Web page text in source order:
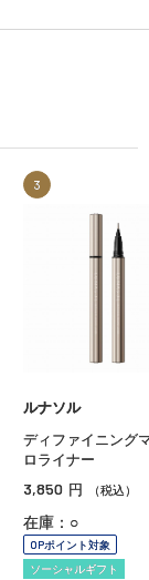
3
ルナソル
ディファイニング
ロライナー
3,850 円 （税込）
在庫：○
OPポイント対象
ソーシャルギフト